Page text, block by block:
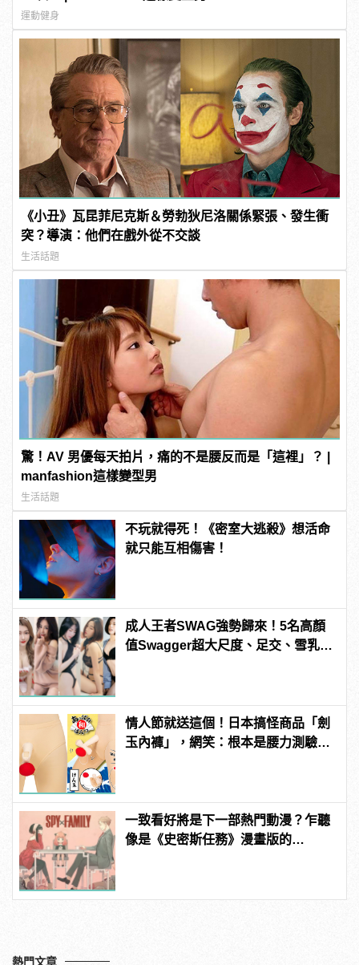
運動健身
《小丑》瓦昆菲尼克斯＆勞勃狄尼洛關係緊張、發生衝
突？導演：他們在戲外從不交談
生活話題
驚！AV 男優每天拍片，痛的不是腰反而是「這裡」？ |
manfashion這樣變型男
生活話題
不玩就得死！《密室大逃殺》想活命
就只能互相傷害！
成人王者SWAG強勢歸來！5名高顏
值Swagger超大尺度、足交、雪乳、
情人節就送這個！日本搞怪商品「劍
玉內褲」，網笑：根本是腰力測驗
一致看好將是下一部熱門動漫？乍聽
像是《史密斯任務》漫畫版的
熱門文章